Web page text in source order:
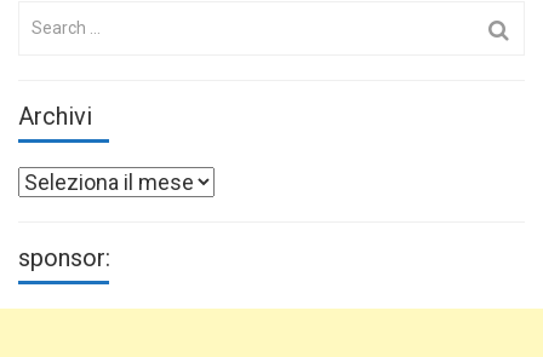
Search
Archivi
Archivi
sponsor: